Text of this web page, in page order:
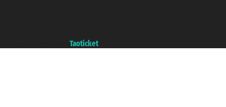
Taoticket